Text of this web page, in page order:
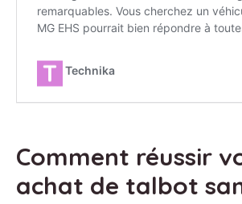
Comment réussir
achat de talbot